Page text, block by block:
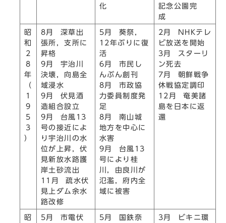
化
記念公園完
成
昭
和
2
8
年
（
1
9
5
3
）
8月 深草出
張所，支所に
昇格
9月 宇治川
決壊，向島全
域浸水
9月 伏見酒
造組合設立
9月 台風13
号の接近によ
り宇治川の水
位が上昇，伏
見新放水路護
岸土砂流出
11月 疏水伏
見上ダム余水
路改修
5月 葵祭，
12年ぶりに復
活
6月 市民し
んぶん創刊
8月 市政協
力委員制度発
足
8月 南山城
地方を中心に
水害
9月 台風13
号により桂
川，由良川が
氾濫，府内全
域に被害
2月 NHKテレ
ビ放送を開始
3月 スターリ
ン死去
7月 朝鮮戦争
休戦協定調印
12月 奄美諸
島を日本に返
還
昭
5月 市電伏
5月 国鉄奈
3月 ビキニ環